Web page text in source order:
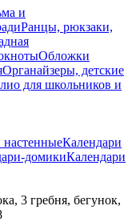
и
Ранцы, рюкзаки,
Обложки
Органайзеры, детские
для школьников и
настенныеКалендари
домикиКалендари
3 гребня, бегунок,